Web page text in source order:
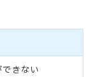
きない